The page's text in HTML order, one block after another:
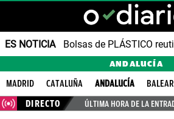
ES NOTICIA Bolsas de PLÁSTICO
ANDALUCÍA
MADRID CATALUÑA ANDALUCÍA
DIRECTO
ÚLTIMA HORA DE LA